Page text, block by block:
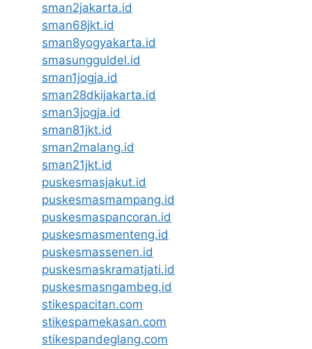
sman2jakarta.id
sman68jkt.id
sman8yogyakarta.id
smasungguldel.id
sman1jogja.id
sman28dkijakarta.id
sman3jogja.id
sman81jkt.id
sman2malang.id
sman21jkt.id
puskesmasjakut.id
puskesmasmampang.id
puskesmaspancoran.id
puskesmasmenteng.id
puskesmassenen.id
puskesmaskramatjati.id
puskesmasngambeg.id
stikespacitan.com
stikespamekasan.com
stikespandeglang.com